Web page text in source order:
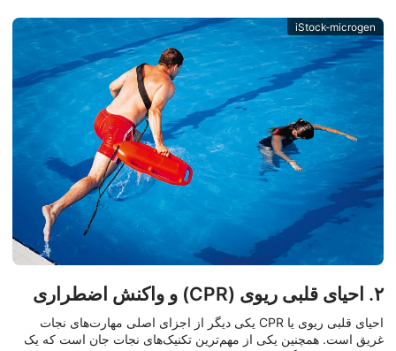
iStock-microgen
۲. احیای قلبی ریوی (CPR) و واکنش اضطراری
احیای قلبی ریوی یا CPR یکی دیگر از اجزای اصلی مهارت‌های نجات
غریق است. همچنین یکی از مهم‌ترین تکنیک‌های نجات جان است که یک